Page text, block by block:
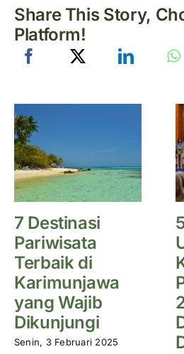
Share This Story,
Platform!
7 Destinasi
Pariwisata
Terbaik di
Karimunjawa
yang Wajib
Dikunjungi
Senin, 3 Februari 2025